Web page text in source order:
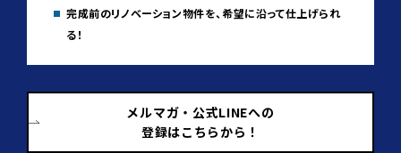
完成前のリノベーション物件を、希望に沿って仕上げられ
る！
メルマガ・公式LINEへの
登録はこちらから！